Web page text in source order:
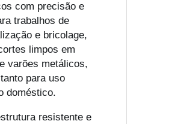
com precisão e
trabalhos de
e bricolage,
limpos em
varões metálicos,
para uso
doméstico.
resistente e